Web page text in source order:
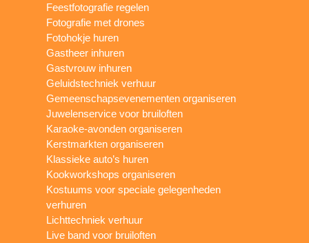
Feestfotografie regelen
Fotografie met drones
Fotohokje huren
Gastheer inhuren
Gastvrouw inhuren
Geluidstechniek verhuur
Gemeenschapsevenementen organiseren
Juwelenservice voor bruiloften
Karaoke-avonden organiseren
Kerstmarkten organiseren
Klassieke auto’s huren
Kookworkshops organiseren
Kostuums voor speciale gelegenheden
verhuren
Lichttechniek verhuur
Live band voor bruiloften